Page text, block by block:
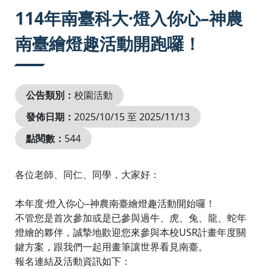
114年南臺科大·燈入你心–神農
南臺繪燈趣活動開跑囉！
公告類別： 校園活動
發佈日期： 2025/10/15 至 2025/11/13
點閱數： 544
各位老師、同仁、同學，大家好：
本年度·燈入你心–神農南臺繪燈趣活動開始囉！
不管您是首次參加或是已參與過牛、虎、兔、龍、蛇年
燈繪的夥伴，誠摯地歡迎您來參與本校USR計畫年度關
鍵方案，跟我們一起用畫筆讓世界看見南臺。
報名連結及活動資訊如下：